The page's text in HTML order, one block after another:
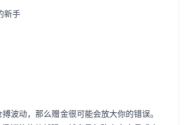
新手
波动，那么赠金很可能会放大你的错误。